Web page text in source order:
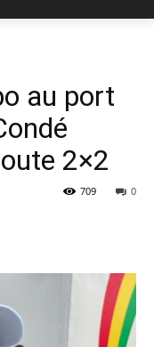
au port
2×2
0
709